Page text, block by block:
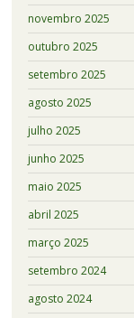
novembro 2025
outubro 2025
setembro 2025
agosto 2025
julho 2025
junho 2025
maio 2025
abril 2025
março 2025
setembro 2024
agosto 2024